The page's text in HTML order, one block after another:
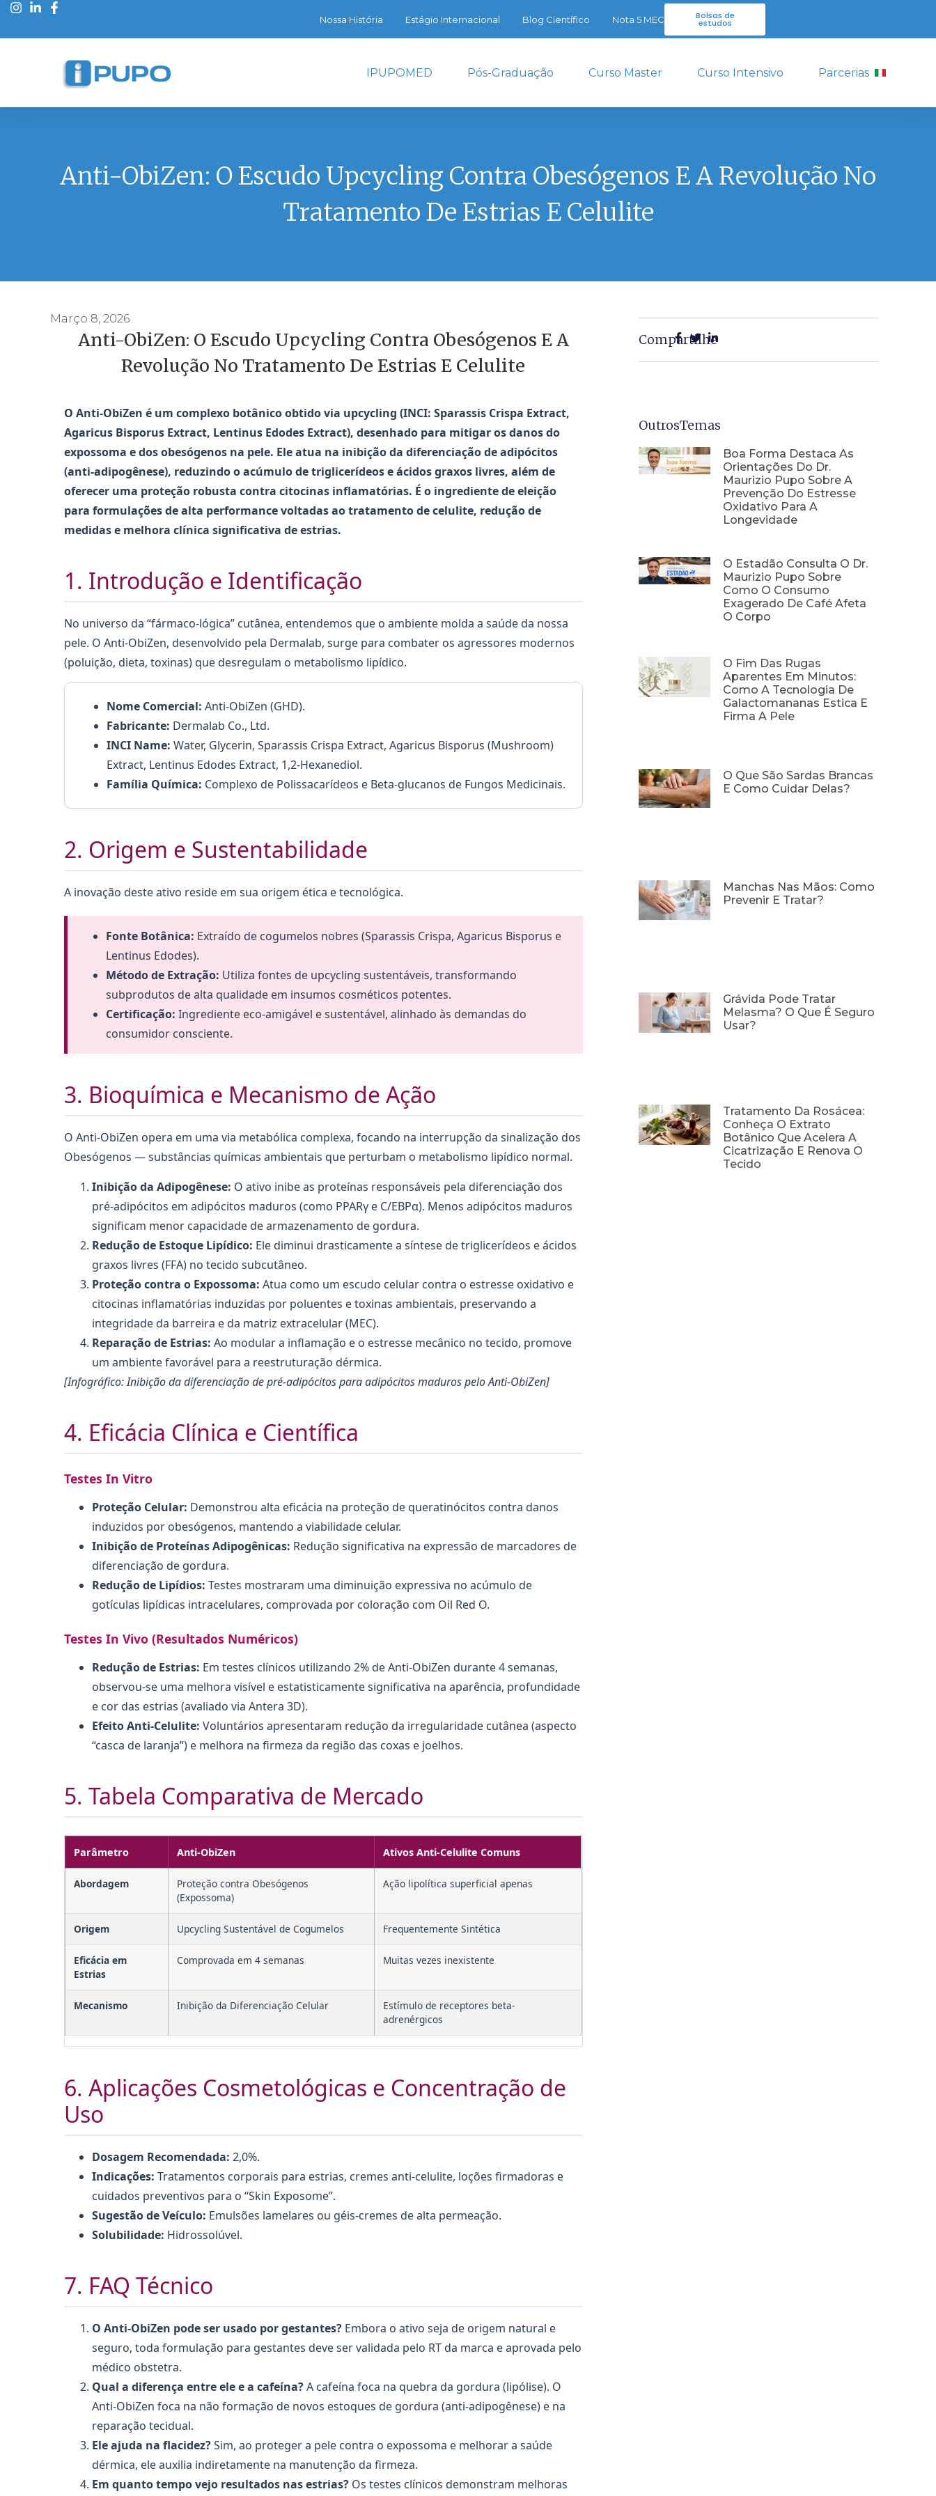
Bolsas de
estudos
Nossa História Estágio Internacional Blog Científico Nota 5 MEC
IPUPOMED Pós-Graduação Curso Master Curso Intensivo Parcerias
Anti-ObiZen: O Escudo Upcycling Contra Obesógenos E A Revolução No
Tratamento De Estrias E Celulite
Março 8, 2026
Anti-ObiZen: O Escudo Upcycling Contra Obesógenos E A
Revolução No Tratamento De Estrias E Celulite
O Anti-ObiZen é um complexo botânico obtido via upcycling (INCI: Sparassis Crispa Extract,
Agaricus Bisporus Extract, Lentinus Edodes Extract), desenhado para mitigar os danos do
expossoma e dos obesógenos na pele. Ele atua na inibição da diferenciação de adipócitos
(anti-adipogênese), reduzindo o acúmulo de triglicerídeos e ácidos graxos livres, além de
oferecer uma proteção robusta contra citocinas inflamatórias. É o ingrediente de eleição
para formulações de alta performance voltadas ao tratamento de celulite, redução de
medidas e melhora clínica significativa de estrias.
1. Introdução e Identificação
No universo da “fármaco-lógica” cutânea, entendemos que o ambiente molda a saúde da nossa
pele. O Anti-ObiZen, desenvolvido pela Dermalab, surge para combater os agressores modernos
(poluição, dieta, toxinas) que desregulam o metabolismo lipídico.
Nome Comercial: Anti-ObiZen (GHD).
Fabricante: Dermalab Co., Ltd.
INCI Name: Water, Glycerin, Sparassis Crispa Extract, Agaricus Bisporus (Mushroom)
Extract, Lentinus Edodes Extract, 1,2-Hexanediol.
Família Química: Complexo de Polissacarídeos e Beta-glucanos de Fungos Medicinais.
2. Origem e Sustentabilidade
A inovação deste ativo reside em sua origem ética e tecnológica.
Fonte Botânica: Extraído de cogumelos nobres (Sparassis Crispa, Agaricus Bisporus e
Lentinus Edodes).
Método de Extração: Utiliza fontes de upcycling sustentáveis, transformando
subprodutos de alta qualidade em insumos cosméticos potentes.
Certificação: Ingrediente eco-amigável e sustentável, alinhado às demandas do
consumidor consciente.
3. Bioquímica e Mecanismo de Ação
O Anti-ObiZen opera em uma via metabólica complexa, focando na interrupção da sinalização dos
Obesógenos — substâncias químicas ambientais que perturbam o metabolismo lipídico normal.
Inibição da Adipogênese: O ativo inibe as proteínas responsáveis pela diferenciação dos
pré-adipócitos em adipócitos maduros (como PPARγ e C/EBPα). Menos adipócitos maduros
significam menor capacidade de armazenamento de gordura.
Redução de Estoque Lipídico: Ele diminui drasticamente a síntese de triglicerídeos e ácidos
graxos livres (FFA) no tecido subcutâneo.
Proteção contra o Expossoma: Atua como um escudo celular contra o estresse oxidativo e
citocinas inflamatórias induzidas por poluentes e toxinas ambientais, preservando a
integridade da barreira e da matriz extracelular (MEC).
Reparação de Estrias: Ao modular a inflamação e o estresse mecânico no tecido, promove
um ambiente favorável para a reestruturação dérmica.
[Infográfico: Inibição da diferenciação de pré-adipócitos para adipócitos maduros pelo Anti-ObiZen]
4. Eficácia Clínica e Científica
Testes In Vitro
Proteção Celular: Demonstrou alta eficácia na proteção de queratinócitos contra danos
induzidos por obesógenos, mantendo a viabilidade celular.
Inibição de Proteínas Adipogênicas: Redução significativa na expressão de marcadores de
diferenciação de gordura.
Redução de Lipídios: Testes mostraram uma diminuição expressiva no acúmulo de
gotículas lipídicas intracelulares, comprovada por coloração com Oil Red O.
Testes In Vivo (Resultados Numéricos)
Redução de Estrias: Em testes clínicos utilizando 2% de Anti-ObiZen durante 4 semanas,
observou-se uma melhora visível e estatisticamente significativa na aparência, profundidade
e cor das estrias (avaliado via Antera 3D).
Efeito Anti-Celulite: Voluntários apresentaram redução da irregularidade cutânea (aspecto
“casca de laranja”) e melhora na firmeza da região das coxas e joelhos.
5. Tabela Comparativa de Mercado
Parâmetro Anti-ObiZen Ativos Anti-Celulite Comuns
Abordagem
Proteção contra Obesógenos
(Expossoma)
Ação lipolítica superficial apenas
Origem Upcycling Sustentável de Cogumelos Frequentemente Sintética
Eficácia em
Estrias
Comprovada em 4 semanas Muitas vezes inexistente
Mecanismo Inibição da Diferenciação Celular
Estímulo de receptores beta-
adrenérgicos
6. Aplicações Cosmetológicas e Concentração de
Uso
Dosagem Recomendada: 2,0%.
Indicações: Tratamentos corporais para estrias, cremes anti-celulite, loções firmadoras e
cuidados preventivos para o “Skin Exposome”.
Sugestão de Veículo: Emulsões lamelares ou géis-cremes de alta permeação.
Solubilidade: Hidrossolúvel.
7. FAQ Técnico
O Anti-ObiZen pode ser usado por gestantes? Embora o ativo seja de origem natural e
seguro, toda formulação para gestantes deve ser validada pelo RT da marca e aprovada pelo
médico obstetra.
Qual a diferença entre ele e a cafeína?A cafeína foca na quebra da gordura (lipólise). O
Anti-ObiZen foca na não formação de novos estoques de gordura (anti-adipogênese) e na
reparação tecidual.
Ele ajuda na flacidez?Sim, ao proteger a pele contra o expossoma e melhorar a saúde
dérmica, ele auxilia indiretamente na manutenção da firmeza.
Em quanto tempo vejo resultados nas estrias? Os testes clínicos demonstram melhoras
Compartilhe
OutrosTemas
Boa Forma Destaca As
Orientações Do Dr.
Maurizio Pupo Sobre A
Prevenção Do Estresse
Oxidativo Para A
Longevidade
O Estadão Consulta O Dr.
Maurizio Pupo Sobre
Como O Consumo
Exagerado De Café Afeta
O Corpo
O Fim Das Rugas
Aparentes Em Minutos:
Como A Tecnologia De
Galactomananas Estica E
Firma A Pele
O Que São Sardas Brancas
E Como Cuidar Delas?
Manchas Nas Mãos: Como
Prevenir E Tratar?
Grávida Pode Tratar
Melasma? O Que É Seguro
Usar?
Tratamento Da Rosácea:
Conheça O Extrato
Botânico Que Acelera A
Cicatrização E Renova O
Tecido